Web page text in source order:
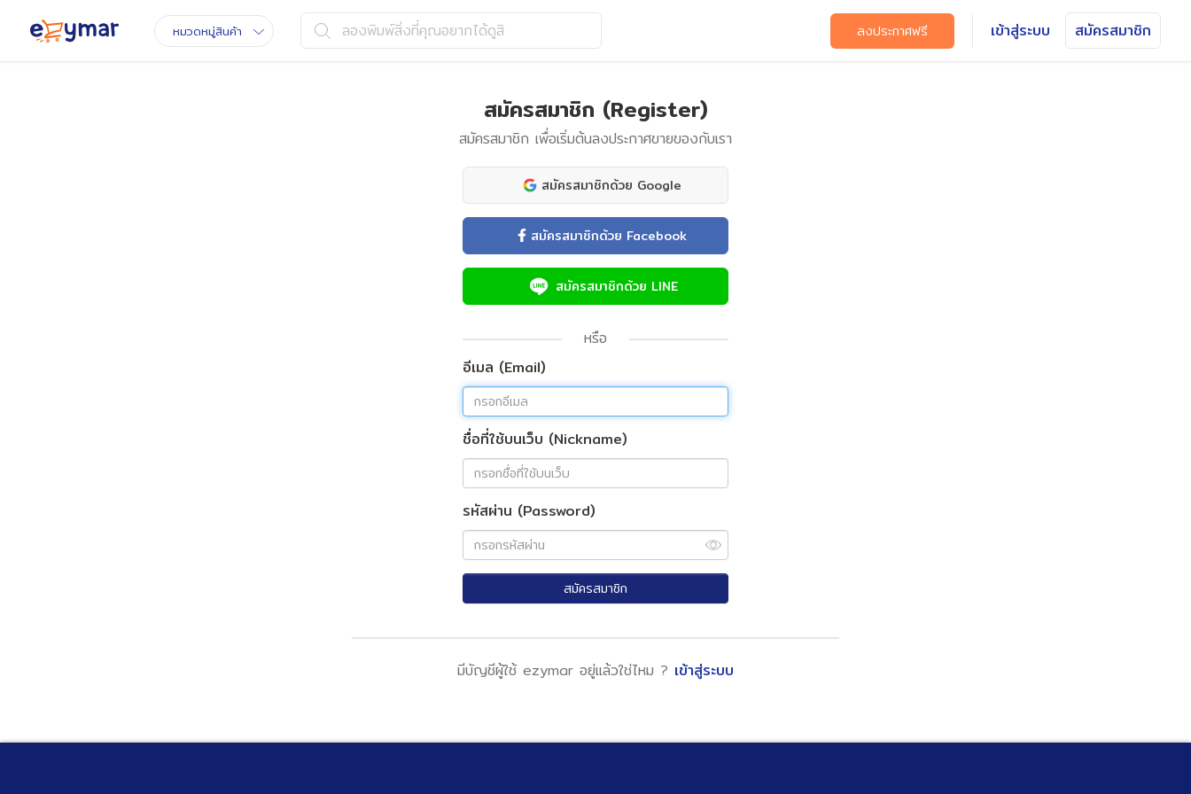
หมวดหมู่สินค้า ลองพิมพ์สิ่งที่คุณอยากได้ดูสิ ลงประกาศฟรี เข้าสู่ระบบ สมัครสมาชิก
สมัครสมาชิก (Register)
สมัครสมาชิก เพื่อเริ่มต้นลงประกาศขายของกับเรา
สมัครสมาชิกด้วย Google
สมัครสมาชิกด้วย Facebook
สมัครสมาชิกด้วย LINE
หรือ
อีเมล (Email)
ชื่อที่ใช้บนเว็บ (Nickname)
รหัสผ่าน (Password)
สมัครสมาชิก
มีบัญชีผู้ใช้ ezymar อยู่แล้วใช่ไหม ? เข้าสู่ระบบ